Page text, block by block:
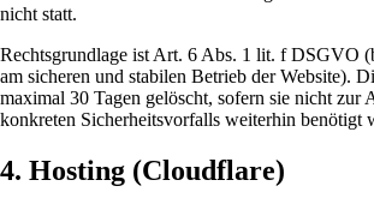
nicht statt.
Rechtsgrundlage ist Art. 6 Abs. 1 lit. f DSGVO
am sicheren und stabilen Betrieb der Website).
maximal 30 Tagen gelöscht, sofern sie nicht zur
konkreten Sicherheitsvorfalls weiterhin benötigt
4. Hosting (Cloudflare)